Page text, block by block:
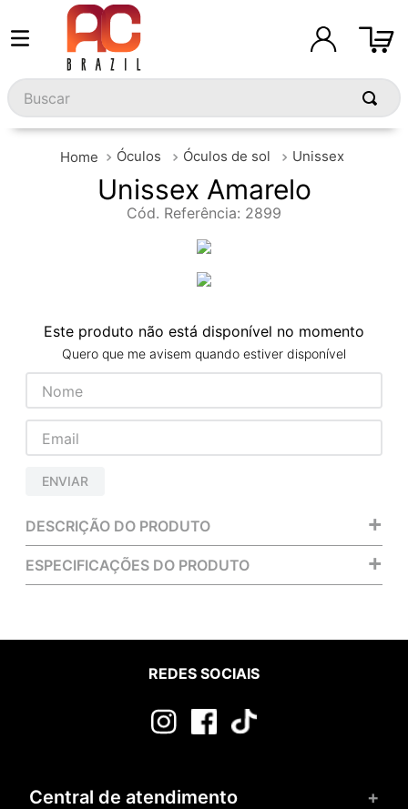
Buscar
Óculos Óculos de sol Unissex
Unissex Amarelo
Cód. Referência: 2899
Este produto não está disponível no momento
Quero que me avisem quando estiver disponível
ENVIAR
DESCRIÇÃO DO PRODUTO +
ESPECIFICAÇÕES DO PRODUTO +
REDES SOCIAIS
Central de atendimento +